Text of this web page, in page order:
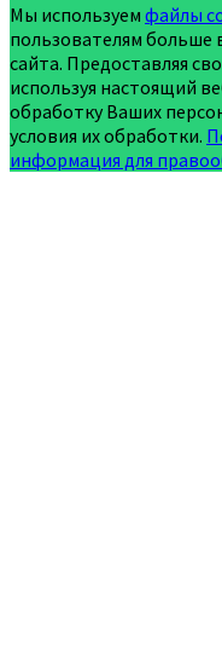
Мы используем файлы
пользователям
сайта. Предоставляя
используя настоящий
обработку Ваших
условия их обработки.
информация для